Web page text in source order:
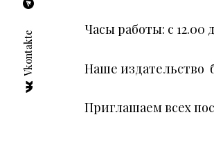
Часы работы: с 12.00
Наше издательство
Приглашаем всех
Vkontakte